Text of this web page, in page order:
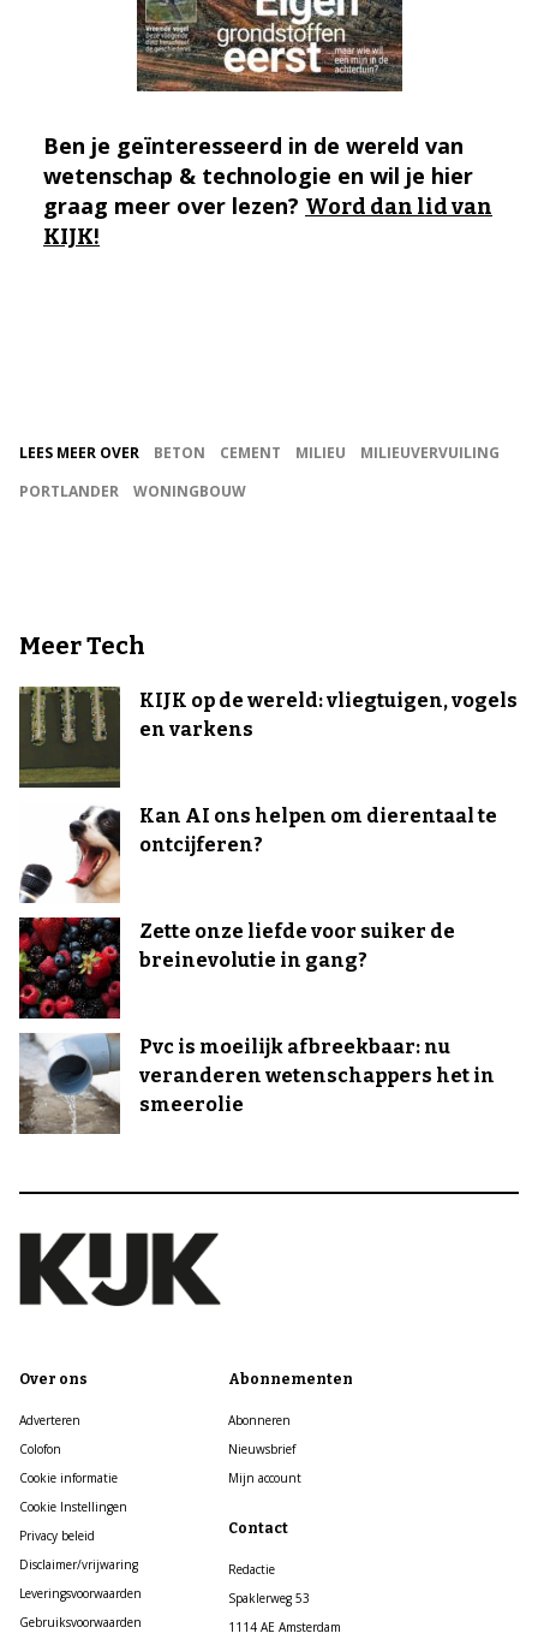
Ben je geïnteresseerd in de wereld van
wetenschap & technologie en wil je hier
graag meer over lezen? Word dan lid van
KIJK!
LEES MEER OVER BETON CEMENT MILIEU
MILIEUVERVUILING
PORTLANDER
WONINGBOUW
Meer Tech
KIJK op de wereld: vliegtuigen, vogels
en varkens
Kan AI ons helpen om dierentaal te
ontcijferen?
Zette onze liefde voor suiker de
breinevolutie in gang?
Pvc is moeilijk afbreekbaar: nu
veranderen wetenschappers het in
smeerolie
Over ons
Adverteren
Colofon
Cookie informatie
Cookie Instellingen
Privacy beleid
Disclaimer/vrijwaring
Leveringsvoorwaarden
Gebruiksvoorwaarden
Abonnementen
Abonneren
Nieuwsbrief
Mijn account
Contact
Redactie
Spaklerweg 53
1114 AE Amsterdam